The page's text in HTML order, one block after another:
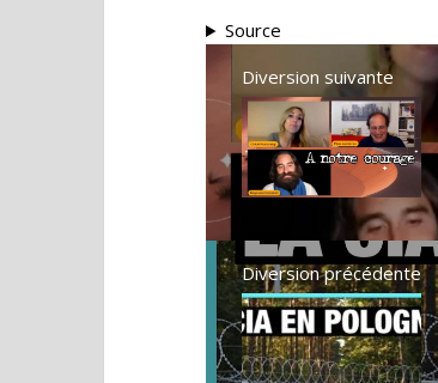
Source
Diversion suivante
Diversion précédente